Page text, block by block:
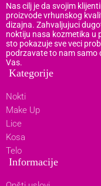
Nas cilj je da svojim
proizvode vrhunskog
dizajna. Zahvaljujuci
noktiju nasa kozmetika u
sto pokazuje sve veci
podrzavate to nam samo
Vas.
Kategorije
Nokti
Make Up
Lice
Kosa
Telo
Informacije